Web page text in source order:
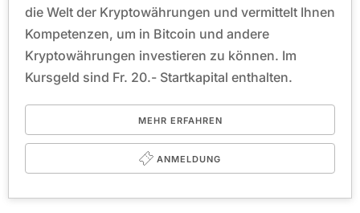
die Welt der Kryptowährungen und vermittelt Ihnen
Kompetenzen, um in Bitcoin und andere
Kryptowährungen investieren zu können. Im
Kursgeld sind Fr. 20.- Startkapital enthalten.
MEHR ERFAHREN
ANMELDUNG